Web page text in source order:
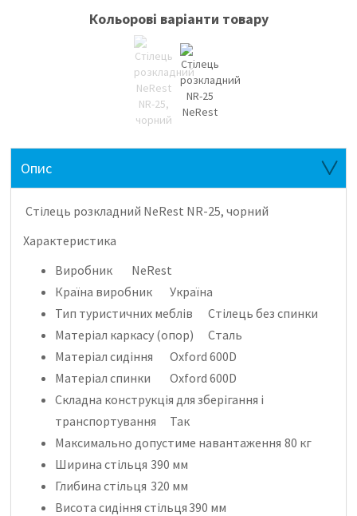
Кольорові варіанти товару
Опис
Стілець розкладний NeRest NR-25, чорний
Характеристика
Виробник
NeRest
Країна виробник
Україна
Тип туристичних меблів
Стілець без спинки
Матеріал каркасу (опор)
Сталь
Матеріал сидіння
Oxford 600D
Матеріал спинки
Oxford 600D
Складна конструкція для зберігання і
транспортування
Так
Максимально допустиме навантаження 80 кг
Ширина стільця 390 мм
Глибина стільця 320 мм
Висота сидіння стільця390 мм